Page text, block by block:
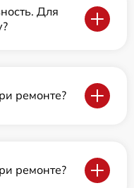
Для
ремонте?
ремонте?